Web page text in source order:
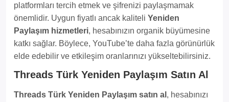
platformları tercih etmek ve şifrenizi paylaşmamak
önemlidir. Uygun fiyatlı ancak kaliteli Yeniden
Paylaşım hizmetleri, hesabınızın organik büyümesine
katkı sağlar. Böylece, YouTube’te daha fazla görünürlük
elde edebilir ve etkileşim oranlarınızı yükseltebilirsiniz.
Threads Türk Yeniden Paylaşım Satın Al
Threads Türk Yeniden Paylaşım satın al , hesabınızı